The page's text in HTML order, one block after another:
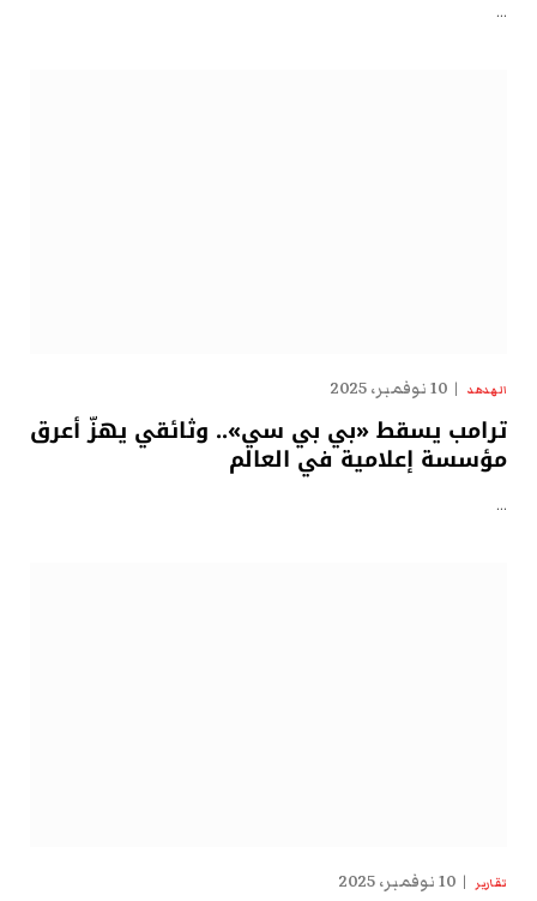
…
الهدهد 10 نوفمبر، 2025
ترامب يسقط «بي بي سي».. وثائقي يهزّ أعرق
مؤسسة إعلامية في العالم
…
تقارير 10 نوفمبر، 2025